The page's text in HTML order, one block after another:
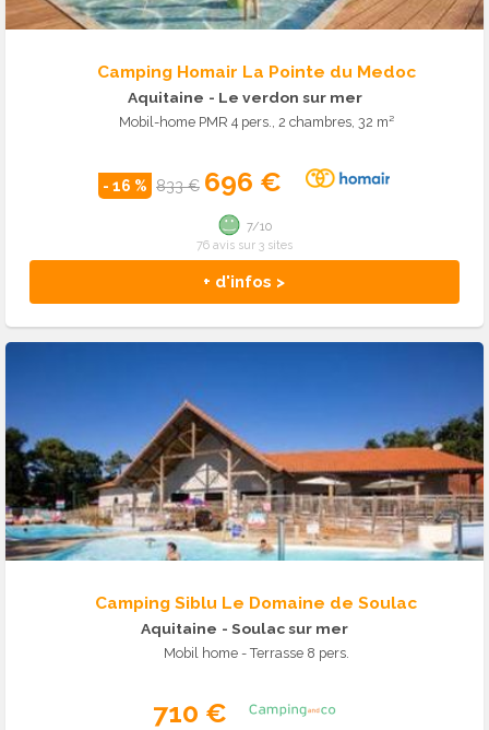
Camping Homair La Pointe du Medoc
Aquitaine - Le verdon sur mer
Mobil-home PMR 4 pers., 2 chambres, 32 m²
- 16 % 833 € 696 €
+ d'infos >
7/10
76 avis sur 3 sites
Camping Siblu Le Domaine de Soulac
Aquitaine - Soulac sur mer
Mobil home - Terrasse 8 pers.
710 €